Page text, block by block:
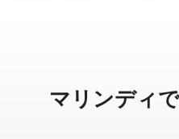
マリンディ